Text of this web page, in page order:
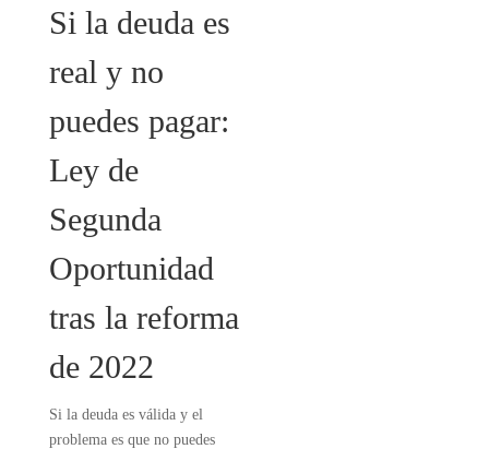
Si la deuda es
real y no
puedes pagar:
Ley de
Segunda
Oportunidad
tras la reforma
de 2022
Si la deuda es válida y el
problema es que no puedes